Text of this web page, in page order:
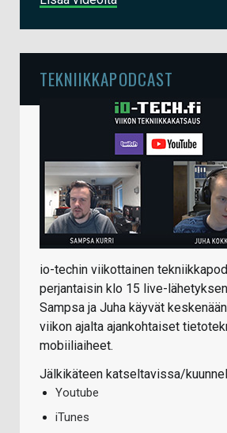
TEKNIIKKAPODCAST
io-techin viikottainen
perjantaisin klo 15 live-
Sampsa ja Juha käyvät
viikon ajalta ajankohtaiset
mobiiliaiheet.
Jälkikäteen katseltavissa/
Youtube
iTunes